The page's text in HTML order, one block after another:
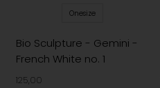
Onesize
Bio Sculpture - Gemini -
French White no. 1
125,00